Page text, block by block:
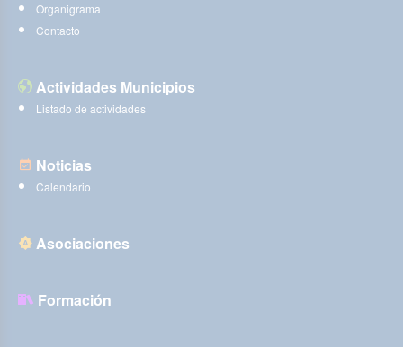
Organigrama
Contacto
Actividades Municipios
Listado de actividades
Noticias
Calendario
Asociaciones
Formación